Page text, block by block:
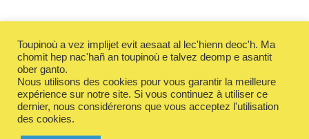
Toupinoù a vez implijet evit aesaat al lec'hienn deoc'h. Ma
chomit hep nac'hañ an toupinoù e talvez deomp e asantit
ober ganto.
Nous utilisons des cookies pour vous garantir la meilleure
expérience sur notre site. Si vous continuez à utiliser ce
dernier, nous considérerons que vous acceptez l'utilisation
des cookies.